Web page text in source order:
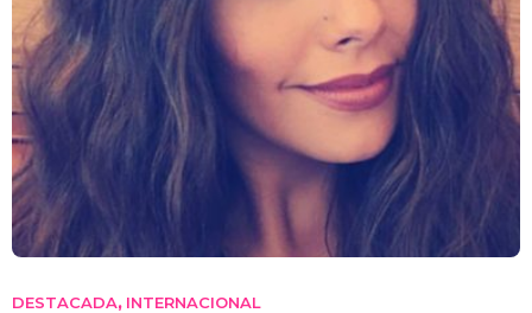
DESTACADA, INTERNACIONAL